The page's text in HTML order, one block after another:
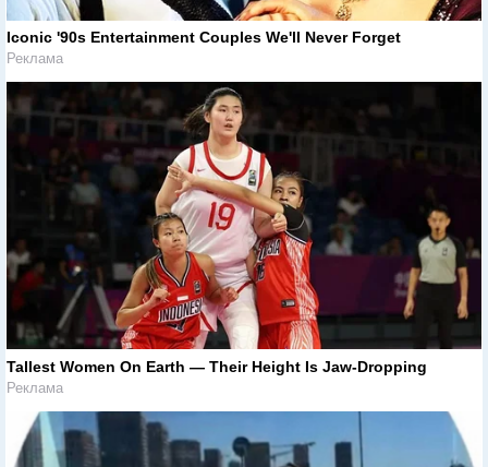
Iconic '90s Entertainment Couples We'll Never Forget
Реклама
Tallest Women On Earth — Their Height Is Jaw-Dropping
Реклама